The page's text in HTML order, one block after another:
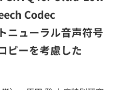
Codec
ニューラル音声符号
ピーを考慮した